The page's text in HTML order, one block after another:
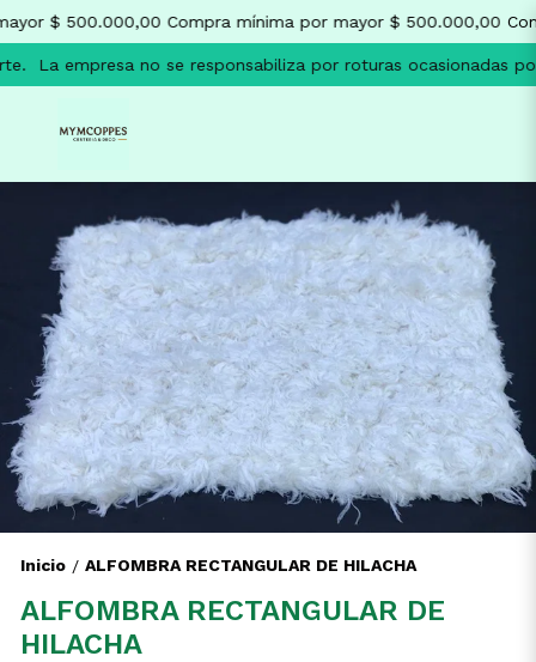
$ 500.000,00 Compra mínima por mayor $ 500.000,00
La empresa no se responsabiliza por roturas ocasionadas
Inicio / ALFOMBRA RECTANGULAR DE HILACHA
ALFOMBRA RECTANGULAR DE
HILACHA